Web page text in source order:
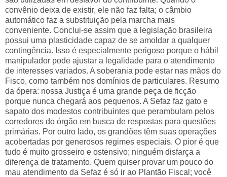
convênio deixa de existir, ele não faz falta; o câmbio
automático faz a substituição pela marcha mais
conveniente. Conclui-se assim que a legislação brasileira
possui uma plasticidade capaz de se amoldar a qualquer
contingência. Isso é especialmente perigoso porque o hábil
manipulador pode ajustar a legalidade para o atendimento
de interesses variados. A soberania pode estar nas mãos do
Fisco, como também nos domínios de particulares. Resumo
da ópera: nossa Justiça é uma grande peça de ficção
porque nunca chegará aos pequenos. A Sefaz faz gato e
sapato dos modestos contribuintes que perambulam pelos
corredores do órgão em busca de respostas para questões
primárias. Por outro lado, os grandões têm suas operações
acobertadas por generosos regimes especiais. O pior é que
tudo é muito grosseiro e ostensivo; ninguém disfarça a
diferença de tratamento. Quem quiser provar um pouco do
mau atendimento da Sefaz é só ir ao Plantão Fiscal; você